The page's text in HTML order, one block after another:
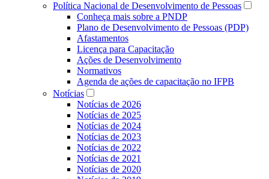
Política Nacional de Desenvolvimento de Pessoas
Conheça mais sobre a PNDP
Plano de Desenvolvimento de Pessoas (PDP)
Afastamentos
Licença para Capacitação
Ações de Desenvolvimento
Normativos
Agenda de ações de capacitação no IFPB
Notícias
Notícias de 2026
Notícias de 2025
Notícias de 2024
Notícias de 2023
Notícias de 2022
Notícias de 2021
Notícias de 2020